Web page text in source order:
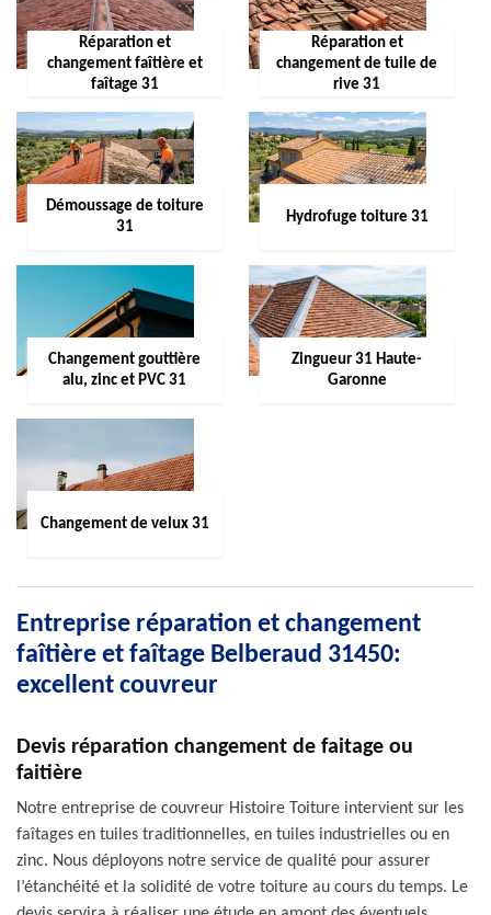
Réparation et
changement faîtière et
faîtage 31
Réparation et
changement de tuile de
rive 31
Démoussage de toiture
31
Hydrofuge toiture 31
Changement gouttière
alu, zinc et PVC 31
Zingueur 31 Haute-
Garonne
Changement de velux 31
Entreprise réparation et changement
faîtière et faîtage Belberaud 31450:
excellent couvreur
Devis réparation changement de faitage ou
faitière
Notre entreprise de couvreur Histoire Toiture intervient sur les
faîtages en tuiles traditionnelles, en tuiles industrielles ou en
zinc. Nous déployons notre service de qualité pour assurer
l’étanchéité et la solidité de votre toiture au cours du temps. Le